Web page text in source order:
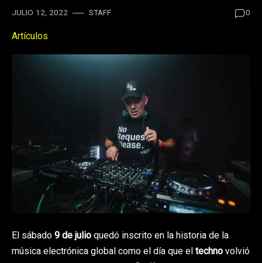
JULIO 12, 2022 STAFF 0
Artículos
El sábado9 de julioquedó inscrito en la historia de la
música electrónica global como el día que eltechnovolvió